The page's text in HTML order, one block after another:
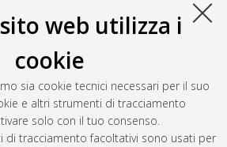
web utilizza i
cookie
sia cookie tecnici necessari per il suo
e altri strumenti di tracciamento
solo con il tuo consenso.
di tracciamento facoltativi sono usati per